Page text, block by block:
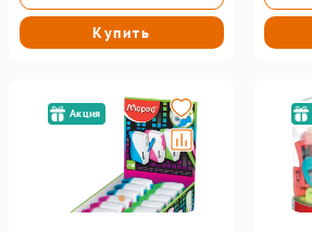
Купить
Акция